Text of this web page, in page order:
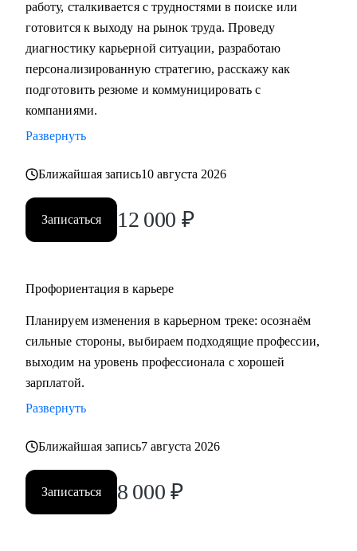
• Подготовка к собеседованию (скрининг с HR, финальное
с руководителем, опционально - подготовиться к
техническому собеседованию).
• Зарплатные переговоры (повышение или переговоры на
собеседовании).
сделать так, чтобы руководитель заметил и наконец начал
Кому могу помочь:
• Студентам бакалавриата/магистратуры/аспирантуры
технических направлений;
Digital, Образование);
• Middle и C-level менеджерам.
• Основные направления:
- IT (разработка, тестирование, администрирование,
информационная безопасность),
Компьютерное зрение,
- Digital (маркетологи, дизайнеры, исследователи,
редакторы, smm)
- Education Tech (Педагогические дизайнеры, методологи)
работу, сталкивается с трудностями в поиске или
готовится к выходу на рынок труда. Проведу
диагностику карьерной ситуации, разработаю
персонализированную стратегию, расскажу как
подготовить резюме и коммуницировать с
компаниями.
Развернуть
Ближайшая запись10 августа 2026
Записаться 12 000 ₽
Профориентация в карьере
Планируем изменения в карьерном треке: осознаём
сильные стороны, выбираем подходящие профессии,
выходим на уровень профессионала с хорошей
зарплатой.
Развернуть
Ближайшая запись7 августа 2026
Записаться 8 000 ₽